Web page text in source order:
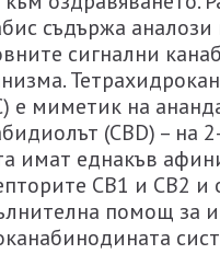
съдържа аналози
сигнални
е миметик на
(CBD) – на
имат еднакъв
СВ1 и СВ2 и
помощ за